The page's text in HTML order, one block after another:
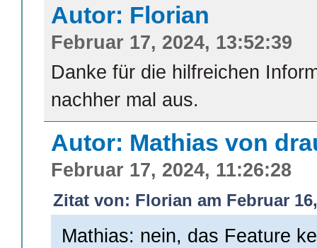
Autor: Florian
Februar 17, 2024, 13:52:39
Danke für die hilfreichen
nachher mal aus.
Autor: Mathias von
Februar 17, 2024, 11:26:28
Zitat von: Florian am Februar
Mathias: nein, das Feature